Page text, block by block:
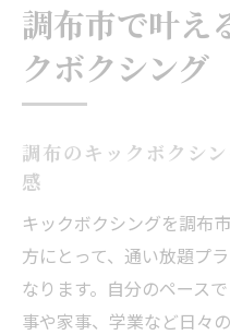
調布市で叶え
クボクシング
調布のキックボクシ
感
キックボクシングを調布
方にとって、通い放題プ
なります。自分のペース
事や家事、学業など日々